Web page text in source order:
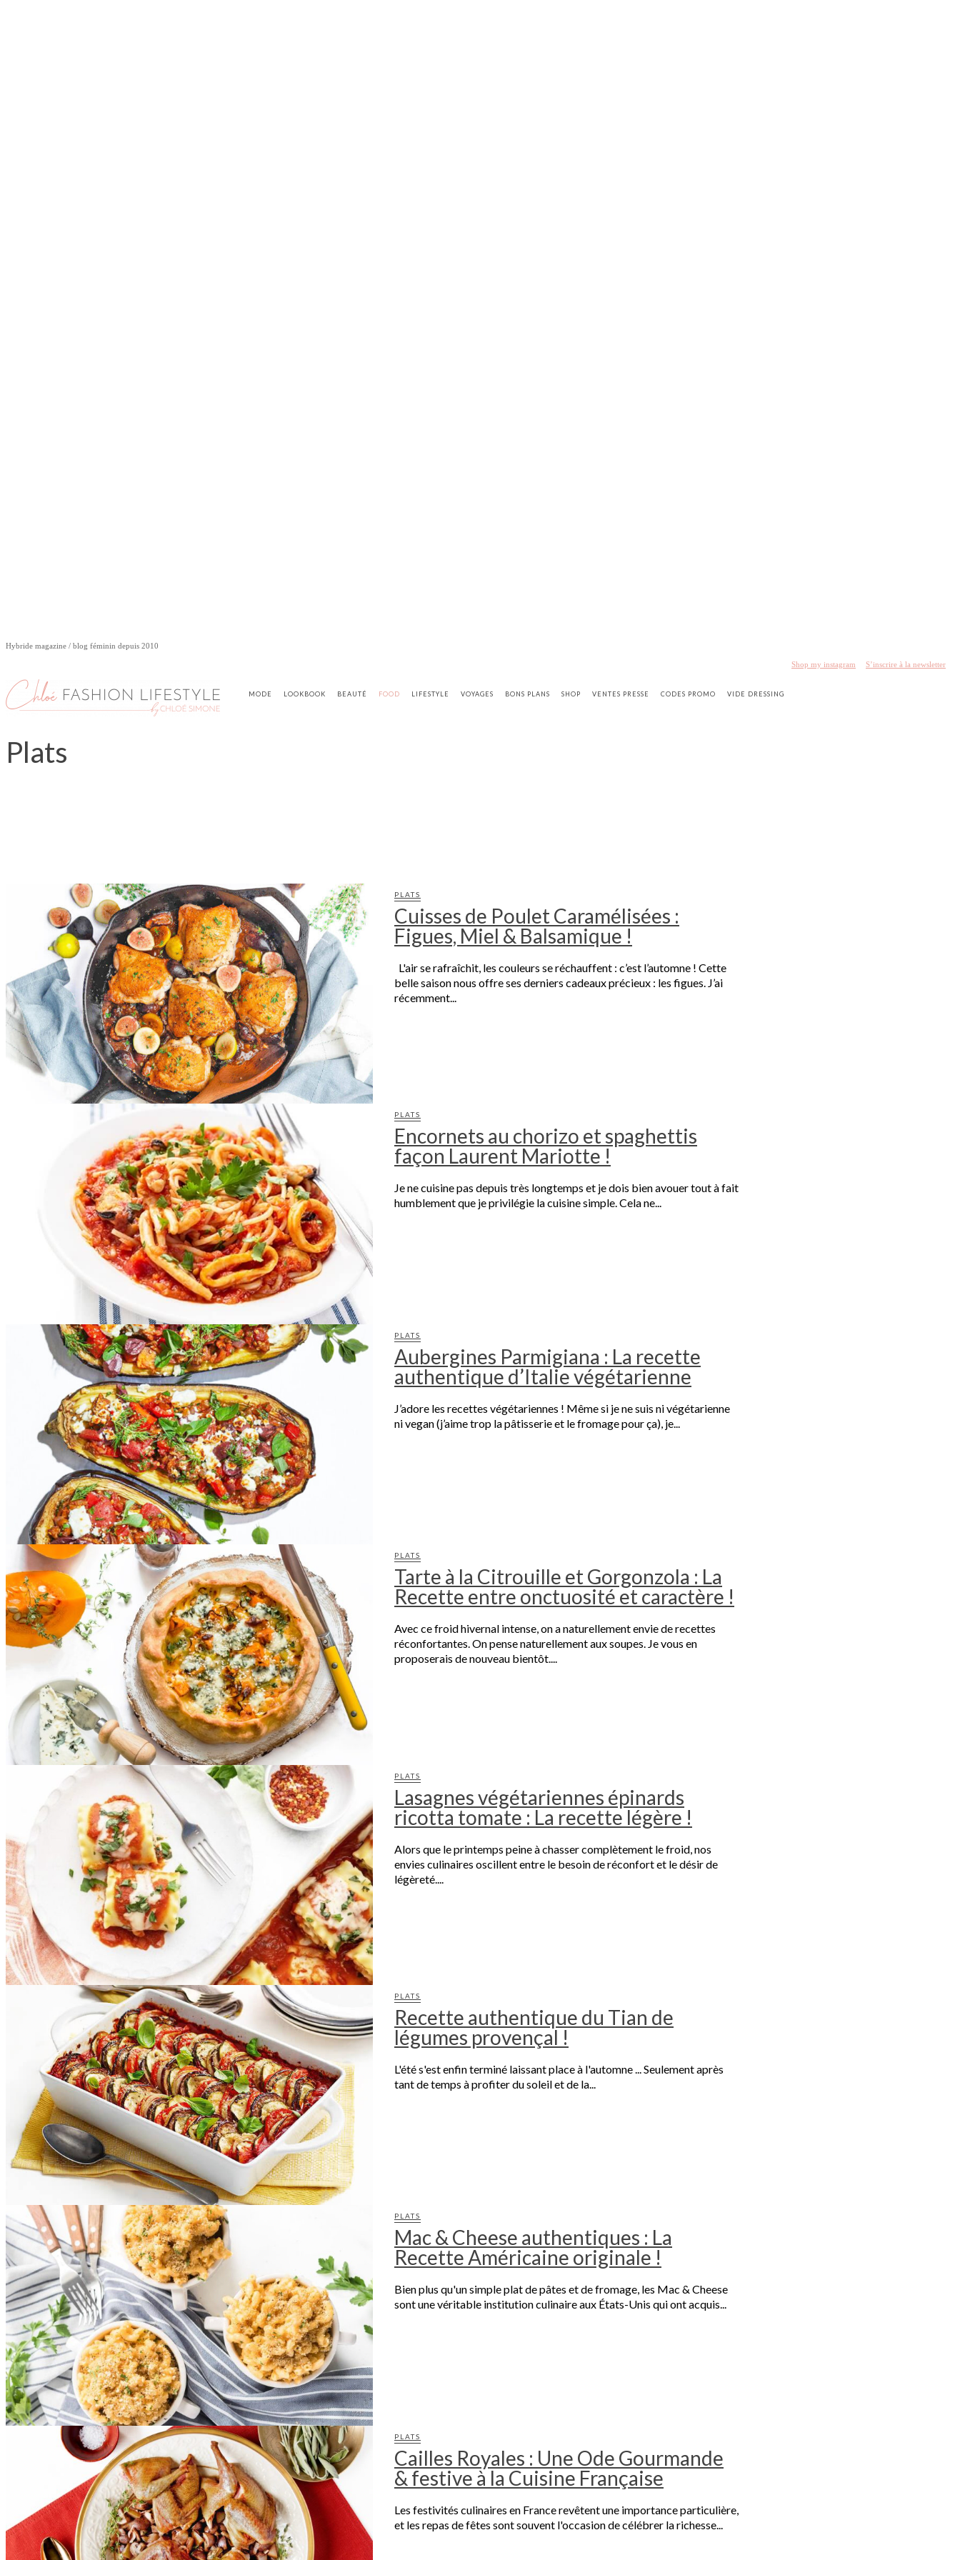
Hybride magazine / blog féminin depuis 2010
Shop my instagram S’inscrire à la newsletter
MODE LOOKBOOK BEAUTÉ FOOD LIFESTYLE VOYAGES BONS PLANS SHOP VENTES PRESSE CODES PROMO VIDE DRESSING
Plats
PLATS
Cuisses de Poulet Caramélisées :
Figues, Miel & Balsamique !
L'air se rafraîchit, les couleurs se réchauffent : c’est l’automne ! Cette
belle saison nous offre ses derniers cadeaux précieux : les figues. J’ai
récemment...
PLATS
Encornets au chorizo et spaghettis
façon Laurent Mariotte !
Je ne cuisine pas depuis très longtemps et je dois bien avouer tout à fait
humblement que je privilégie la cuisine simple. Cela ne...
PLATS
Aubergines Parmigiana : La recette
authentique d’Italie végétarienne
J’adore les recettes végétariennes ! Même si je ne suis ni végétarienne
ni vegan (j’aime trop la pâtisserie et le fromage pour ça), je...
PLATS
Tarte à la Citrouille et Gorgonzola : La
Recette entre onctuosité et caractère !
Avec ce froid hivernal intense, on a naturellement envie de recettes
réconfortantes. On pense naturellement aux soupes. Je vous en
proposerais de nouveau bientôt....
PLATS
Lasagnes végétariennes épinards
ricotta tomate : La recette légère !
Alors que le printemps peine à chasser complètement le froid, nos
envies culinaires oscillent entre le besoin de réconfort et le désir de
légèreté....
PLATS
Recette authentique du Tian de
légumes provençal !
L'été s'est enfin terminé laissant place à l'automne ... Seulement après
tant de temps à profiter du soleil et de la...
PLATS
Mac & Cheese authentiques : La
Recette Américaine originale !
Bien plus qu'un simple plat de pâtes et de fromage, les Mac & Cheese
sont une véritable institution culinaire aux États-Unis qui ont acquis...
PLATS
Cailles Royales : Une Ode Gourmande
& festive à la Cuisine Française
Les festivités culinaires en France revêtent une importance particulière,
et les repas de fêtes sont souvent l'occasion de célébrer la richesse...